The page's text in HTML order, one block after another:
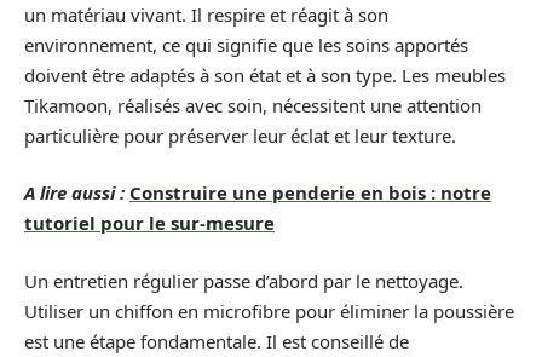
un matériau vivant. Il respire et réagit à son
environnement, ce qui signifie que les soins apportés
doivent être adaptés à son état et à son type. Les meubles
Tikamoon, réalisés avec soin, nécessitent une attention
particulière pour préserver leur éclat et leur texture.
A lire aussi : Construire une penderie en bois : notre
tutoriel pour le sur-mesure
Un entretien régulier passe d’abord par le nettoyage.
Utiliser un chiffon en microfibre pour éliminer la poussière
est une étape fondamentale. Il est conseillé de